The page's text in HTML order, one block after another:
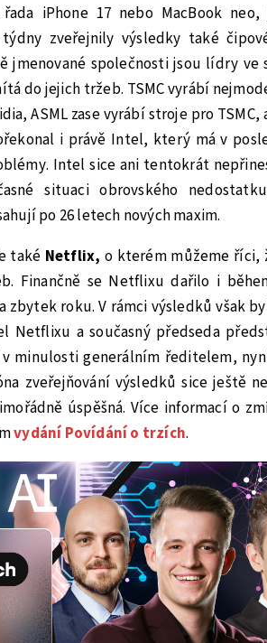
iPhone 17 nebo MacBook
zveřejnily výsledky také
jmenované společnosti jsou lídry ve
do jejich tržeb. TSMC vyrábí
ASML zase vyrábí stroje pro
i právě Intel, který má v
Intel sice ani tentokrát
situaci obrovského
po 26 letech nových maxim.
také Netflix, o kterém můžeme říci,
Finančně se Netflixu dařilo i
roku. V rámci výsledků však
Netflixu a současný předseda
minulosti generálním ředitelem,
zveřejňování výsledků sice ještě
úspěšná. Více informací o
vydání Povídání o trzích.